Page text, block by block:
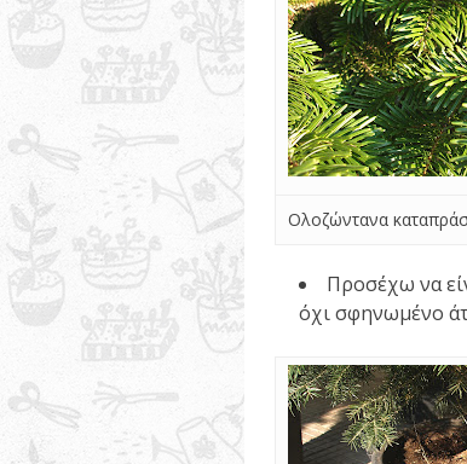
Ολοζώντανα
Προσέχω να
όχι σφηνωμένο